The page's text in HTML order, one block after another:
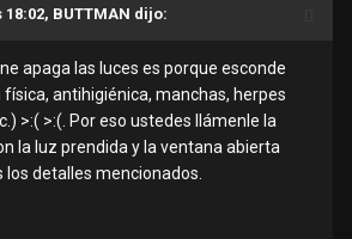
18:02, BUTTMAN dijo:
apaga las luces es porque esconde
antihigiénica, manchas, herpes
>:( >:(. Por eso ustedes llámenle la
la luz prendida y la ventana abierta
los detalles mencionados.